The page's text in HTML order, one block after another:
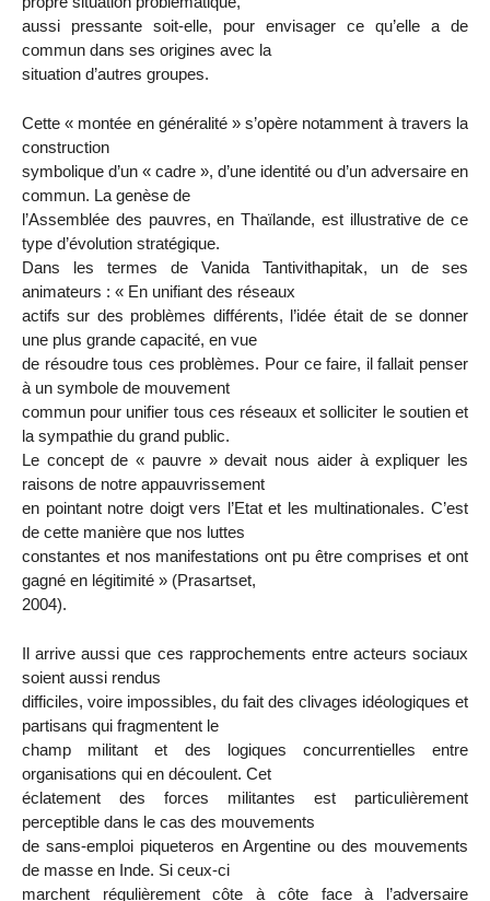
aussi pressante soit-elle, pour envisager ce qu’elle a de
commun dans ses origines avec la
situation d’autres groupes.
Cette « montée en généralité » s’opère notamment à travers la
construction
symbolique d’un « cadre », d’une identité ou d’un adversaire en
commun. La genèse de
l’Assemblée des pauvres, en Thaïlande, est illustrative de ce
type d’évolution stratégique.
Dans les termes de Vanida Tantivithapitak, un de ses
animateurs : « En unifiant des réseaux
actifs sur des problèmes différents, l’idée était de se donner
une plus grande capacité, en vue
de résoudre tous ces problèmes. Pour ce faire, il fallait penser
à un symbole de mouvement
commun pour unifier tous ces réseaux et solliciter le soutien et
la sympathie du grand public.
Le concept de « pauvre » devait nous aider à expliquer les
raisons de notre appauvrissement
en pointant notre doigt vers l’Etat et les multinationales. C’est
de cette manière que nos luttes
constantes et nos manifestations ont pu être comprises et ont
gagné en légitimité » (Prasartset,
2004).
Il arrive aussi que ces rapprochements entre acteurs sociaux
soient aussi rendus
difficiles, voire impossibles, du fait des clivages idéologiques et
partisans qui fragmentent le
champ militant et des logiques concurrentielles entre
organisations qui en découlent. Cet
éclatement des forces militantes est particulièrement
perceptible dans le cas des mouvements
de sans-emploi piqueteros en Argentine ou des mouvements
de masse en Inde. Si ceux-ci
marchent régulièrement côte à côte face à l’adversaire